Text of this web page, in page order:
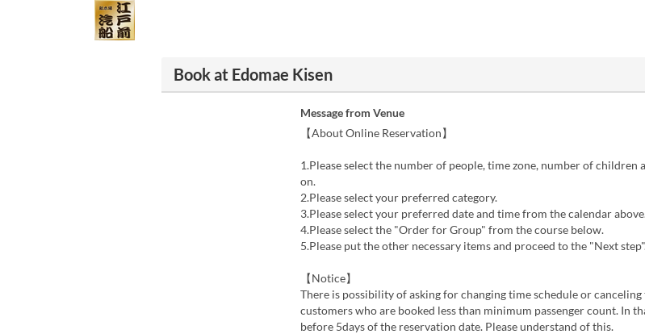
Book at Edomae Kisen
Message from Venue
【About Online Reservation】
1.Please select the number of people, time zone, number of children
on.
2.Please select your preferred category.
3.Please select your preferred date and time from the calendar
4.Please select the "Order for Group" from the course below.
5.Please put the other necessary items and proceed to the "Next
【Notice】
There is possibility of asking for changing time schedule or canceling
customers who are booked less than minimum passenger count. In
before 5days of the reservation date. Please understand of this.